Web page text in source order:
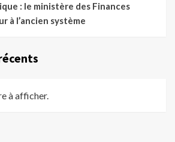
: le ministère des Finances
à l’ancien système
à afficher.